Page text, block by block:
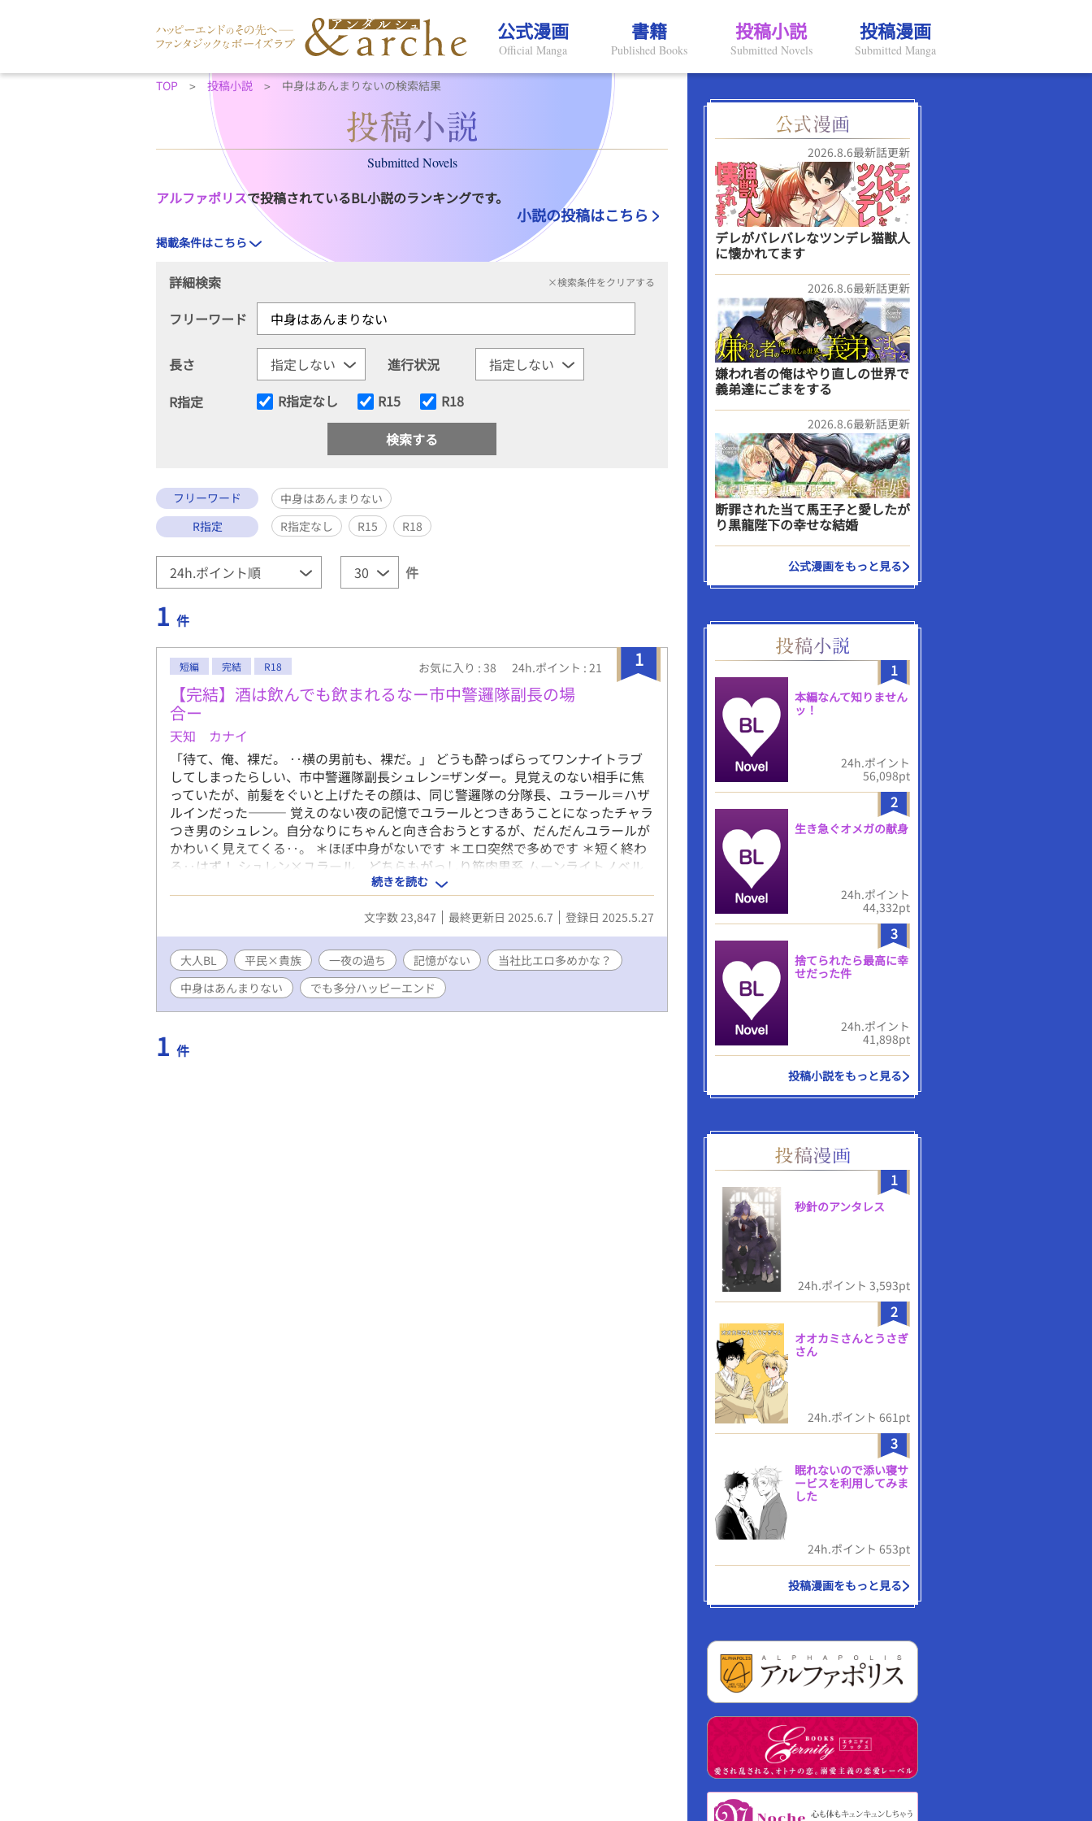
公式漫画
Official Manga
書籍
Published Books
投稿小説
Submitted Novels
投稿漫画
Submitted Manga
TOP 投稿小説 中身はあんまりないの検索結果
Submitted Novels
アルファポリスで投稿されているBL小説のランキングです。
小説の投稿はこちら
掲載条件はこちら
詳細検索 ×検索条件をクリアする
フリーワード
長さ
進行状況
R指定
R指定なし R15 R18
フリーワード
中身はあんまりない
R指定
R指定なし R15 R18
件
1 件
1
短編 完結 R18 お気に入り : 38 24h.ポイント : 21
【完結】酒は飲んでも飲まれるなー市中警邏隊副長の場
合ー
天知 カナイ
「待て、俺、裸だ。 ‥横の男前も、裸だ。」 どうも酔っぱらってワンナイトラブ
してしまったらしい、市中警邏隊副長シュレン=ザンダー。見覚えのない相手に焦
っていたが、前髪をぐいと上げたその顔は、同じ警邏隊の分隊長、ユラール＝ハザ
ルインだった——— 覚えのない夜の記憶でユラールとつきあうことになったチャラ
つき男のシュレン。自分なりにちゃんと向き合おうとするが、だんだんユラールが
かわいく見えてくる‥。 ＊ほぼ中身がないです ＊エロ突然で多めです ＊短く終わ
る‥はず！ シュレン×ユラール どちらもがっしり筋肉男系 ムーンライトノベル
続きを読む
文字数 23,847 最終更新日 2025.6.7 登録日 2025.5.27
大人BL 平民×貴族 一夜の過ち 記憶がない
当社比エロ多めかな？
中身はあんまりない
でも多分ハッピーエンド
1 件
2026.8.6最新話更新
デレがバレバレなツンデレ猫獣人
に懐かれてます
2026.8.6最新話更新
嫌われ者の俺はやり直しの世界で
義弟達にごまをする
2026.8.6最新話更新
断罪された当て馬王子と愛したが
り黒龍陛下の幸せな結婚
公式漫画をもっと見る
1
本編なんて知りません
ッ！
24h.ポイント
56,098pt
2
生き急ぐオメガの献身
24h.ポイント
44,332pt
3
捨てられたら最高に幸
せだった件
24h.ポイント
41,898pt
投稿小説をもっと見る
1
秒針のアンタレス
24h.ポイント 3,593pt
2
オオカミさんとうさぎ
さん
24h.ポイント 661pt
3
眠れないので添い寝サ
ービスを利用してみま
した
24h.ポイント 653pt
投稿漫画をもっと見る